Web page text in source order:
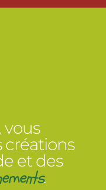
vous
créations
et des
.